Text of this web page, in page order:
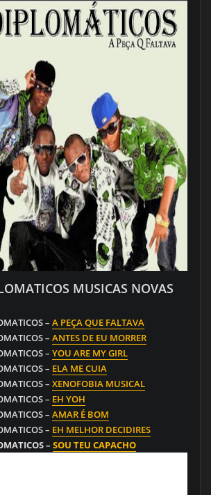
MUSICAS NOVAS
–A PEÇA QUE FALTAVA
–ANTES DE EU MORRER
–YOU ARE MY GIRL
– ELA ME CUIA
–XENOFOBIA MUSICAL
– EH YOH
–AMAR É BOM
– EH MELHOR DECIDIRES
–SOU TEU CAPACHO